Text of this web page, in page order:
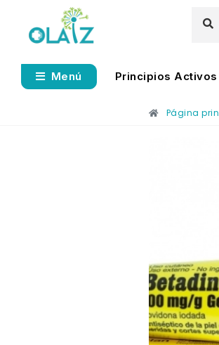
Menú Principios Activos
Página